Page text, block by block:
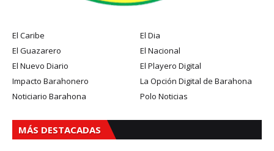
El Caribe
El Dia
El Guazarero
El Nacional
El Nuevo Diario
El Playero Digital
Impacto Barahonero
La Opción Digital de Barahona
Noticiario Barahona
Polo Noticias
MÁS DESTACADAS